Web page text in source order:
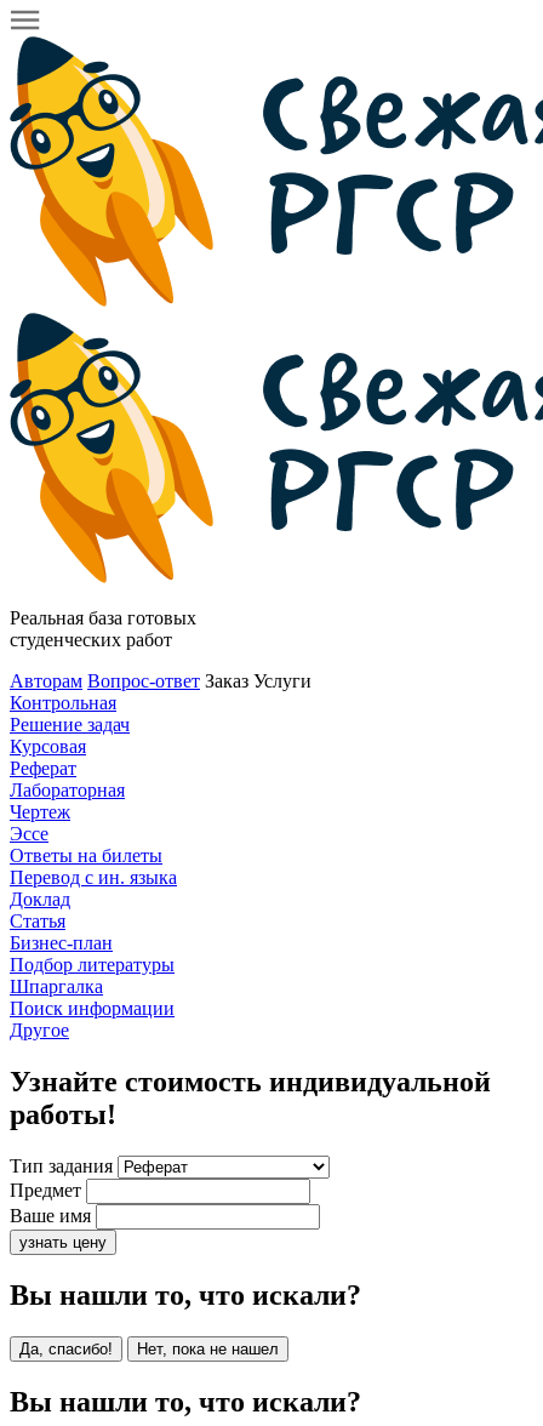
Реальная база готовых
студенческих работ
Авторам Вопрос-ответ Заказ Услуги
Контрольная
Решение задач
Курсовая
Реферат
Лабораторная
Чертеж
Эссе
Ответы на билеты
Перевод с ин. языка
Доклад
Статья
Бизнес-план
Подбор литературы
Шпаргалка
Поиск информации
Другое
Узнайте стоимость индивидуальной
работы!
Тип задания
Предмет
Ваше имя
узнать цену
Вы нашли то, что искали?
Да, спасибо! Нет, пока не нашел
Вы нашли то, что искали?